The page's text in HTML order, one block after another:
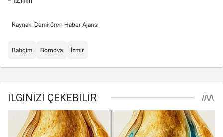
Kaynak: Demirören Haber Ajansı
Batıçim Bornova İzmir